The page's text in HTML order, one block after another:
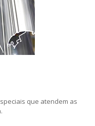
que atendem as